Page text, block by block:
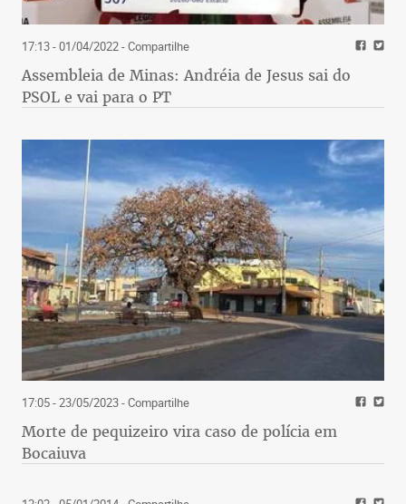
17:13 - 01/04/2022- Compartilhe
Assembleia de Minas: Andréia de Jesus sai do
PSOL e vai para o PT
17:05 - 23/05/2023- Compartilhe
Morte de pequizeiro vira caso de polícia em
Bocaiuva